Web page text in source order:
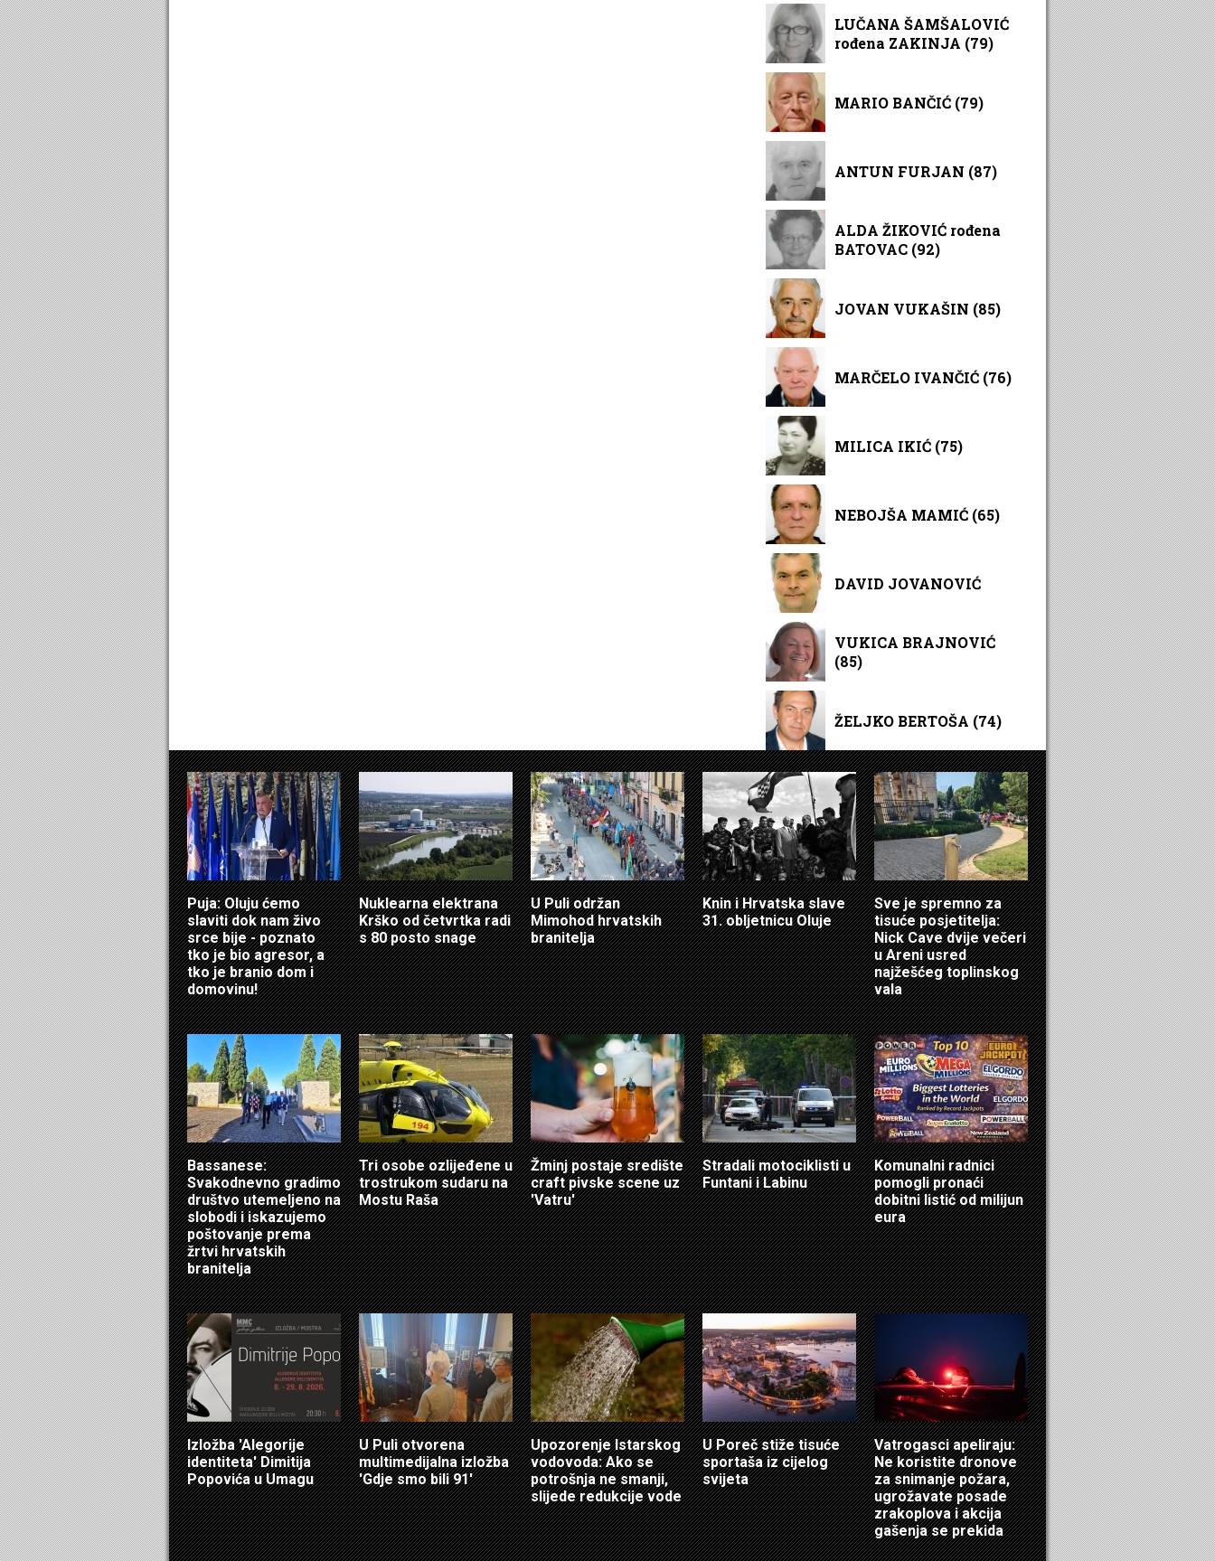
LUČANA ŠAMŠALOVIĆ
rođena ZAKINJA (79)
MARIO BANČIĆ (79)
ANTUN FURJAN (87)
ALDA ŽIKOVIĆ rođena
BATOVAC (92)
JOVAN VUKAŠIN (85)
MARČELO IVANČIĆ (76)
MILICA IKIĆ (75)
NEBOJŠA MAMIĆ (65)
DAVID JOVANOVIĆ
VUKICA BRAJNOVIĆ
(85)
ŽELJKO BERTOŠA (74)
Puja: Oluju ćemo
slaviti dok nam živo
srce bije - poznato
tko je bio agresor, a
tko je branio dom i
domovinu!
Nuklearna elektrana
Krško od četvrtka radi
s 80 posto snage
U Puli održan
Mimohod hrvatskih
branitelja
Knin i Hrvatska slave
31. obljetnicu Oluje
Sve je spremno za
tisuće posjetitelja:
Nick Cave dvije večeri
u Areni usred
najžešćeg toplinskog
vala
Bassanese:
Svakodnevno gradimo
društvo utemeljeno na
slobodi i iskazujemo
poštovanje prema
žrtvi hrvatskih
branitelja
Tri osobe ozlijeđene u
trostrukom sudaru na
Mostu Raša
Žminj postaje središte
craft pivske scene uz
'Vatru'
Stradali motociklisti u
Funtani i Labinu
Komunalni radnici
pomogli pronaći
dobitni listić od milijun
eura
Izložba 'Alegorije
identiteta' Dimitija
Popovića u Umagu
U Puli otvorena
multimedijalna izložba
'Gdje smo bili 91'
Upozorenje Istarskog
vodovoda: Ako se
potrošnja ne smanji,
slijede redukcije vode
U Poreč stiže tisuće
sportaša iz cijelog
svijeta
Vatrogasci apeliraju:
Ne koristite dronove
za snimanje požara,
ugrožavate posade
zrakoplova i akcija
gašenja se prekida